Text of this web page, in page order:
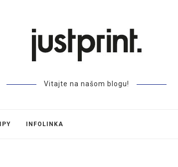
Vitajte na našom blogu!
INFOLINKA